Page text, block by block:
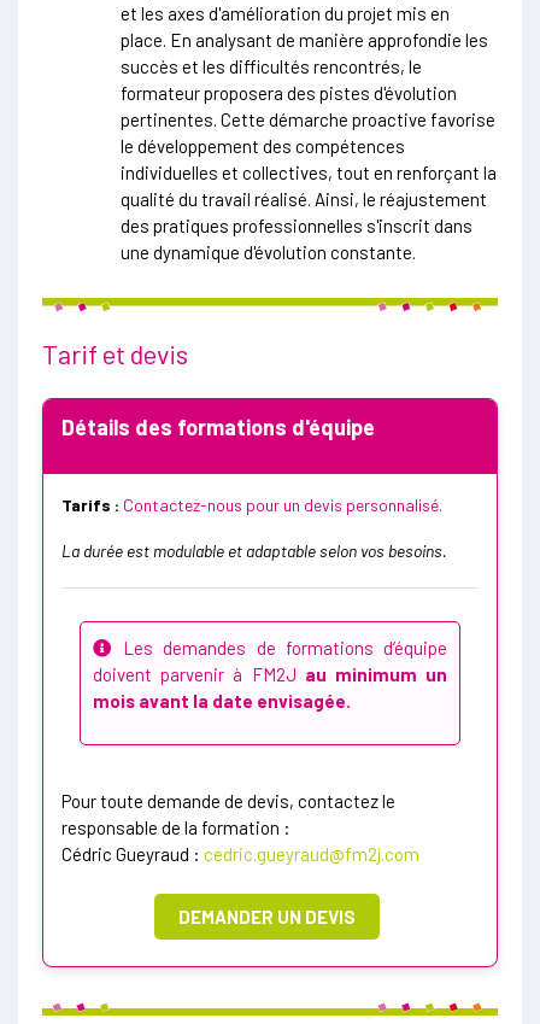
et les axes d'amélioration du projet mis en
place. En analysant de manière approfondie les
succès et les difficultés rencontrés, le
formateur proposera des pistes d'évolution
pertinentes. Cette démarche proactive favorise
le développement des compétences
individuelles et collectives, tout en renforçant la
qualité du travail réalisé. Ainsi, le réajustement
des pratiques professionnelles s'inscrit dans
une dynamique d'évolution constante.
Tarif et devis
Détails des formations d'équipe
Tarifs : Contactez-nous pour un devis personnalisé.
La durée est modulable et adaptable selon vos besoins.
Les demandes de formations d’équipe
doivent parvenir à FM2J au minimum un
mois avant la date envisagée.
Pour toute demande de devis, contactez le
responsable de la formation :
Cédric Gueyraud : cedric.gueyraud@fm2j.com
DEMANDER UN DEVIS